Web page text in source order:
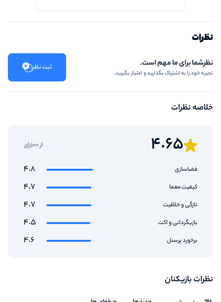
نظرات
نظرشما برای ما مهم است.
تجربه خود را به اشتراک بگذارید و امتیاز بگیرید.
ثبت نظر
خلاصه نظرات
4.65 از 100رای
فضاسازی 4.8
کیفیت معما 4.7
تازگی و خلاقیت 4.7
بازیگردانی و اکت 4.5
برخورد پرسنل 4.6
نظرات بازیکنان